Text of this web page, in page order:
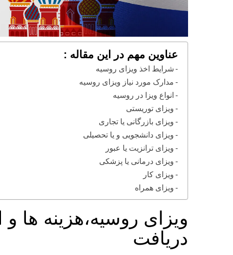
عناوین مهم در این مقاله :
شرایط اخذ ویزای روسیه
مدارک مورد نیاز ویزای روسیه
انواع ویزا در روسیه
ویزای توریستی
ویزای بازرگانی یا تجاری
ویزای دانشجویی و یا تحصیلی
ویزای ترانزیت یا عبور
ویزای درمانی یا پزشکی
ویزای کار
ویزای همراه
ویزای روسیه،هزینه ها
دریافت